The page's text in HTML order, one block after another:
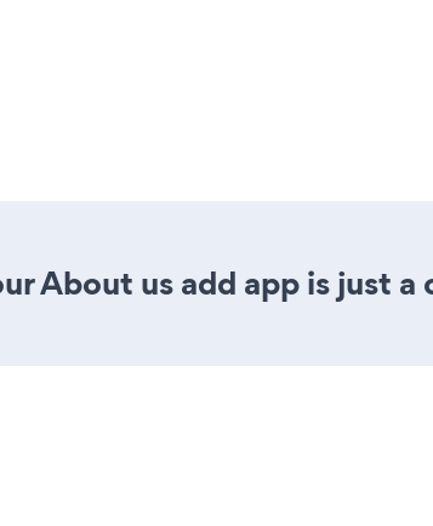
About us add app is just a